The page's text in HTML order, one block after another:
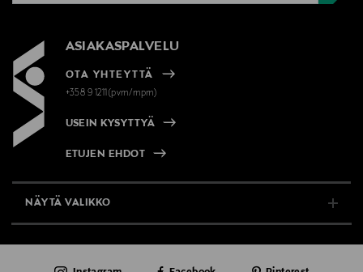
ASIAKASPALVELU
OTA YHTEYTTÄ
+358 9 1211(pvm/mpm)
USEIN KYSYTTYÄ
ETUJEN EHDOT
NÄYTÄ VALIKKO